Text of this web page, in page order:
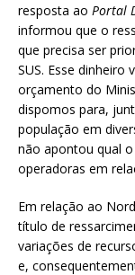
resposta ao Portal
informou que o
que precisa ser
SUS. Esse
orçamento do
dispomos para,
população em
não apontou qual
operadoras em
Em relação ao
título de
variações de
e,